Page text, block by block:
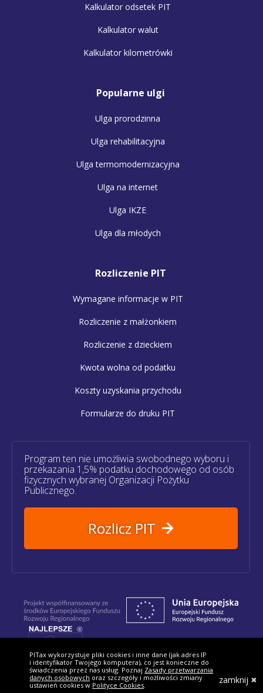
Kalkulator odsetek PIT
Kalkulator walut
Kalkulator kilometrówki
Popularne ulgi
Ulga prorodzinna
Ulga rehabilitacyjna
Ulga termomodernizacyjna
Ulga na internet
Ulga IKZE
Ulga dla młodych
Rozliczenie PIT
Wymagane informacje w PIT
Rozliczenie z małżonkiem
Rozliczenie z dzieckiem
Kwota wolna od podatku
Koszty uzyskania przychodu
Formularze do druku PIT
Program ten nie umożliwia swobodnego wyboru i
przekazania 1,5% podatku dochodowego od osób
fizycznych wybranej Organizacji Pożytku
Publicznego.
Rozlicz PIT
Znajdziesz nas:
PITax wykorzystuje pliki cookies i inne dane (jak adres IP
i identyfikator Twojego komputera), co jest konieczne do
świadczenia przez nas usług. Poznaj Zasady przetwarzania
danych osobowych oraz szczegóły i możliwości zmiany
ustawień cookies w Polityce Cookies. zamknij